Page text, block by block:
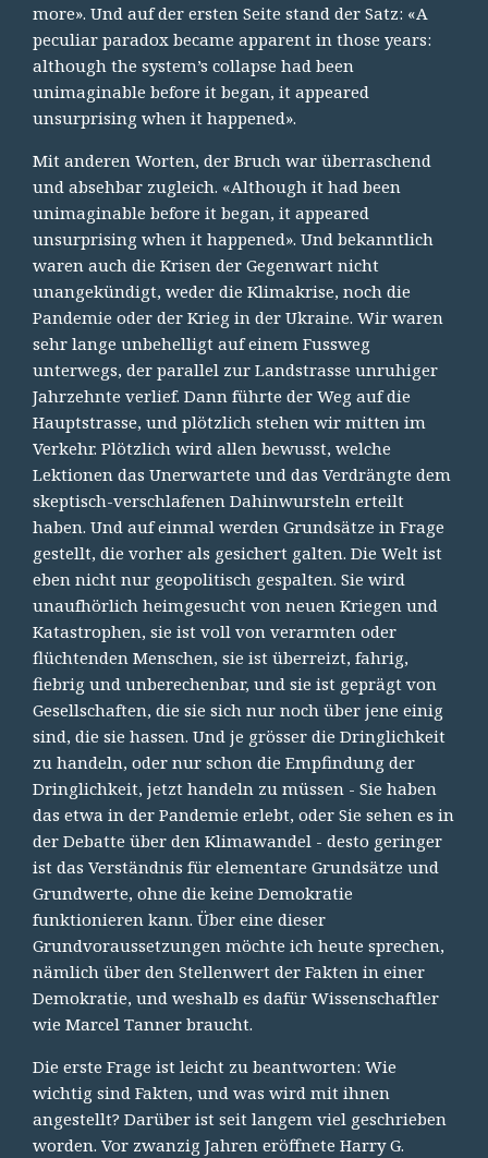
more». Und auf der ersten Seite stand der Satz: «A
peculiar paradox became apparent in those years:
although the system’s collapse had been
unimaginable before it began, it appeared
unsurprising when it happened».
Mit anderen Worten, der Bruch war überraschend
und absehbar zugleich. «Although it had been
unimaginable before it began, it appeared
unsurprising when it happened». Und bekanntlich
waren auch die Krisen der Gegenwart nicht
unangekündigt, weder die Klimakrise, noch die
Pandemie oder der Krieg in der Ukraine. Wir waren
sehr lange unbehelligt auf einem Fussweg
unterwegs, der parallel zur Landstrasse unruhiger
Jahrzehnte verlief. Dann führte der Weg auf die
Hauptstrasse, und plötzlich stehen wir mitten im
Verkehr. Plötzlich wird allen bewusst, welche
Lektionen das Unerwartete und das Verdrängte dem
skeptisch-verschlafenen Dahinwursteln erteilt
haben. Und auf einmal werden Grundsätze in Frage
gestellt, die vorher als gesichert galten. Die Welt ist
eben nicht nur geopolitisch gespalten. Sie wird
unaufhörlich heimgesucht von neuen Kriegen und
Katastrophen, sie ist voll von verarmten oder
flüchtenden Menschen, sie ist überreizt, fahrig,
fiebrig und unberechenbar, und sie ist geprägt von
Gesellschaften, die sie sich nur noch über jene einig
sind, die sie hassen. Und je grösser die Dringlichkeit
zu handeln, oder nur schon die Empfindung der
Dringlichkeit, jetzt handeln zu müssen - Sie haben
das etwa in der Pandemie erlebt, oder Sie sehen es in
der Debatte über den Klimawandel - desto geringer
ist das Verständnis für elementare Grundsätze und
Grundwerte, ohne die keine Demokratie
funktionieren kann. Über eine dieser
Grundvoraussetzungen möchte ich heute sprechen,
nämlich über den Stellenwert der Fakten in einer
Demokratie, und weshalb es dafür Wissenschaftler
wie Marcel Tanner braucht.
Die erste Frage ist leicht zu beantworten: Wie
wichtig sind Fakten, und was wird mit ihnen
angestellt? Darüber ist seit langem viel geschrieben
worden. Vor zwanzig Jahren eröffnete Harry G.